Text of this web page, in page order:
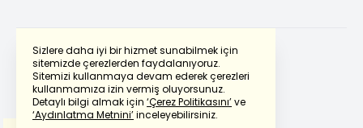
Sizlere daha iyi bir hizmet sunabilmek için
sitemizde çerezlerden faydalanıyoruz.
Sitemizi kullanmaya devam ederek çerezleri
kullanmamıza izin vermiş oluyorsunuz.
Detaylı bilgi almak için ‘Çerez Politikasını’ve
‘Aydınlatma Metnini’inceleyebilirsiniz.
Powered by Translate